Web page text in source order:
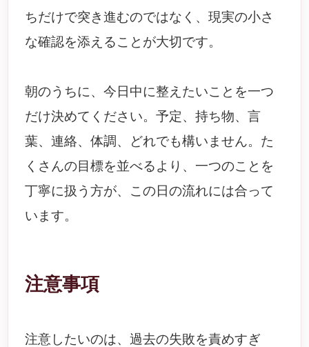
ちだけで突き進むのではなく、現実の小さ
な確認を添えることが大切です。
朝のうちに、今日中に整えたいことを一つ
だけ決めてください。予定、持ち物、言
葉、連絡、体調、どれでも構いません。た
くさんの目標を並べるより、一つのことを
丁寧に扱う方が、この日の流れには合って
います。
注意事項
注意したいのは、過去の失敗を責めすぎ